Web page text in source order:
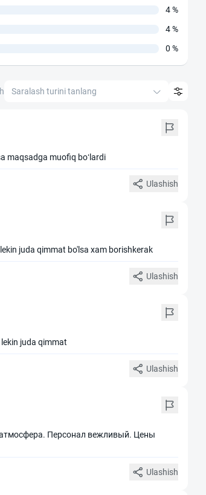
4 %
4 %
0 %
Saralash turini tanlang
maqsadga muofiq boʻlardi
Ulashish
juda qimmat bo'lsa xam borishkerak
Ulashish
juda qimmat
Ulashish
Персонал вежливый. Цены
Ulashish